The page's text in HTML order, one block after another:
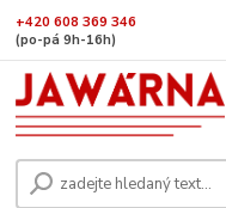
+420 608 369 346
(po-pá 9h-16h)